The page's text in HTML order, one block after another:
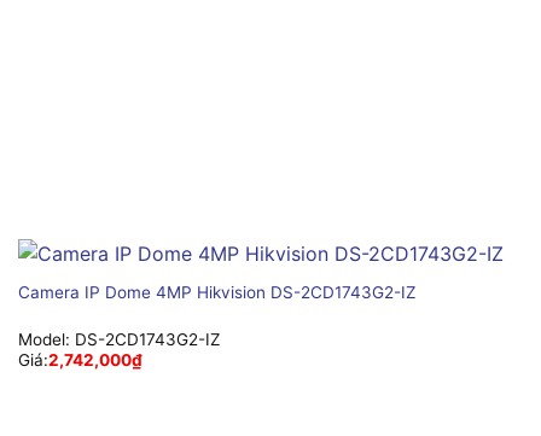
Camera IP Dome 4MP Hikvision DS-2CD1743G2-IZ
Model: DS-2CD1743G2-IZ
Giá:2,742,000₫